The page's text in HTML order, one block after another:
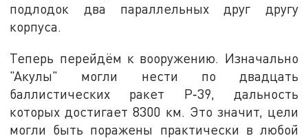
подлодок два параллельных друг другу
корпуса.
Теперь перейдём к вооружению. Изначально
"Акулы" могли нести по двадцать
баллистических ракет Р‑39, дальность
которых достигает 8300 км. Это значит, цели
могли быть поражены практически в любой